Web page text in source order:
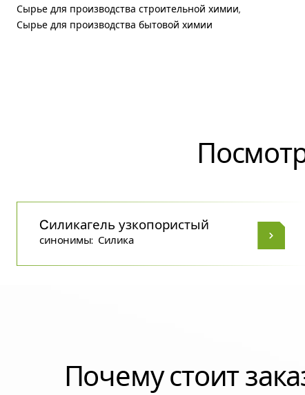
Сырье для производства строительной химии,
Сырье для производства бытовой химии
Cиликагель узкопористый
синонимы: Силика
Почему стоит